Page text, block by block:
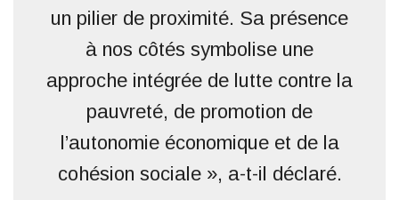
un pilier de proximité. Sa présence
à nos côtés symbolise une
approche intégrée de lutte contre la
pauvreté, de promotion de
l’autonomie économique et de la
cohésion sociale », a-t-il déclaré.